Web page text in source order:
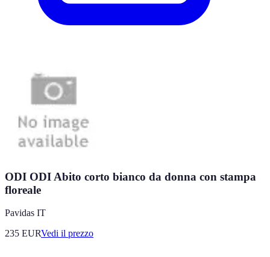
ODI ODI Abito corto bianco da donna con stampa
floreale
Pavidas IT
235 EURVedi il prezzo